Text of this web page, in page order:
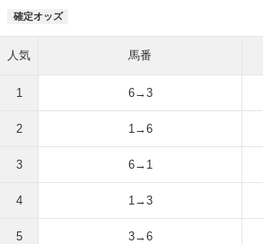
確定オッズ
人気 馬番
1 6→3
2 1→6
3 6→1
4 1→3
5 3→6